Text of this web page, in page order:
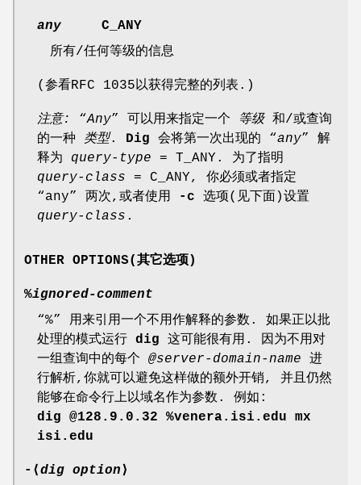
any
C_ANY
所有/任何等级的信息
(参看RFC 1035以获得完整的列表.)
注意: “Any” 可以用来指定一个 等级和/或查询
的一种 类型. Dig 会将第一次出现的 “any” 解
释为 query-type = T_ANY . 为了指明
query-class =
C_ANY, 你必须或者指定
“any” 两次,或者使用
-c 选项(见下面)设置
query-class .
OTHER OPTIONS(其它选项)
%ignored-comment
“%” 用来引用一个不用作解释的参数. 如果正以批
处理的模式运行 dig 这可能很有用. 因为不用对
一组查询中的每个 @server-domain-name 进
行解析,你就可以避免这样做的额外开销, 并且仍然
能够在命令行上以域名作为参数. 例如:
dig @128.9.0.32 %venera.isi.edu mx
isi.edu
- ⟨dig option ⟩